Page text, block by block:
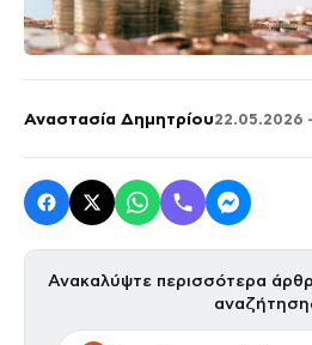
Αναστασία Δημητρίου22.05.2026
Ανακαλύψτε περισσότερα